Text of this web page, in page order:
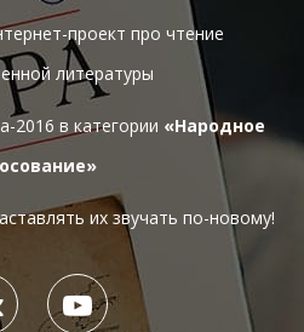
проект про чтение
литературы
2016 в категории «Народное
их звучать по-новому!